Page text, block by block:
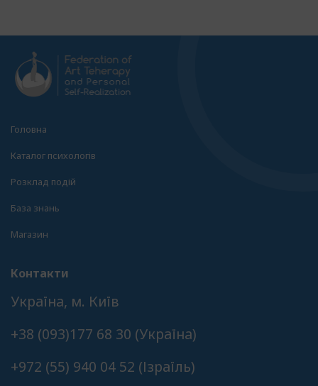
Головна
Каталог психологів
Розклад подій
База знань
Магазин
Контакти
Українa, м. Київ
+38 (093)177 68 30 (Українa)
+972 (55) 940 04 52 (Ізраїль)